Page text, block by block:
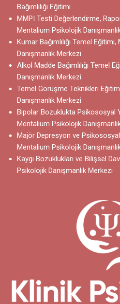
Bağımlılığı Eğitimi
MMPI Testi Değerlendirme,
Mentalium Psikolojik
Kumar Bağımlılığı Temel
Danışmanlık Merkezi
Alkol Madde Bağımlılığı Temel
Danışmanlık Merkezi
Temel Görüşme Teknikleri
Danışmanlık Merkezi
Bipolar Bozuklukta Psikososyal
Mentalium Psikolojik
Majör Depresyon ve Psikososyal
Mentalium Psikolojik
Kaygı Bozuklukları ve Bilişsel
Psikolojik Danışmanlık Merkezi